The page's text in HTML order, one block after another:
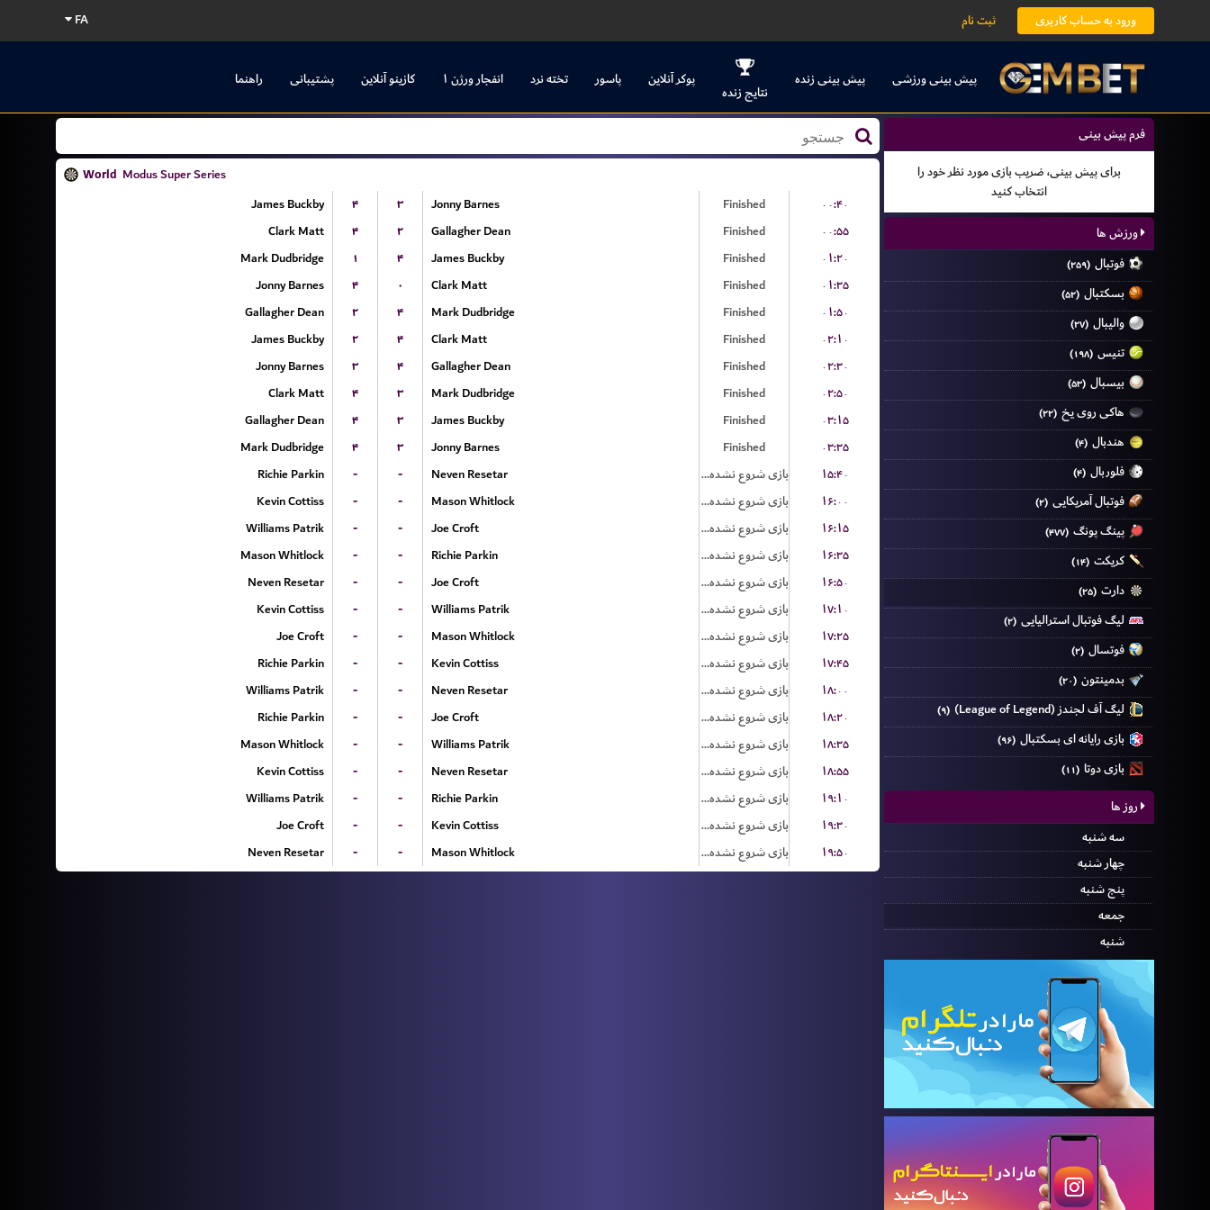
FA ورود به حساب کاربری ثبت نام
پیش بینی ورزشی پیش بینی زنده
نتایج زنده
پوکر آنلاین پاسور تخته نرد انفجار ورژن ۱ کازینو آنلاین پشتیبانی راهنما
فرم پیش بینی
برای پیش بینی، ضریب بازی مورد نظر خود را
انتخاب کنید
ورزش ها
فوتبال (۲۵۹)
بسکتبال (۵۲)
والیبال (۲۷)
تنیس (۱۹۸)
بیسبال (۵۳)
هاکی روی یخ (۲۲)
هندبال (۴)
فلوربال (۴)
فوتبال آمریکایی (۲)
پینگ پونگ (۴۷۷)
کریکت (۱۴)
دارت (۲۵)
لیگ فوتبال استرالیایی (۲)
فوتسال (۲)
بدمینتون (۲۰)
لیگ آف لجندز (League of Legend) (۹)
بازی رایانه ای بسکتبال (۹۶)
بازی دوتا (۱۱)
روز ها
سه شنبه
چهار شنبه
پنج شنبه
جمعه
شنبه
World Modus Super Series
James Buckby
۴ ۳ Jonny Barnes Finished
۰۰:۴۰
Clark Matt
۴ ۲ Gallagher Dean Finished
۰۰:۵۵
Mark Dudbridge
۱ ۴ James Buckby Finished
۰۱:۲۰
Jonny Barnes
۴ ۰ Clark Matt Finished
۰۱:۳۵
Gallagher Dean
۲ ۴ Mark Dudbridge Finished
۰۱:۵۰
James Buckby
۲ ۴ Clark Matt Finished
۰۲:۱۰
Jonny Barnes
۳ ۴ Gallagher Dean Finished
۰۲:۳۰
Clark Matt
۴ ۳ Mark Dudbridge Finished
۰۲:۵۰
Gallagher Dean
۴ ۳ James Buckby Finished
۰۳:۱۵
Mark Dudbridge
۴ ۳ Jonny Barnes Finished
۰۳:۳۵
Richie Parkin
- - Neven Resetar بازی شروع نشده است
۱۵:۴۰
Kevin Cottiss
- - Mason Whitlock بازی شروع نشده است
۱۶:۰۰
Williams Patrik
- - Joe Croft بازی شروع نشده است
۱۶:۱۵
Mason Whitlock
- - Richie Parkin بازی شروع نشده است
۱۶:۳۵
Neven Resetar
- - Joe Croft بازی شروع نشده است
۱۶:۵۰
Kevin Cottiss
- - Williams Patrik بازی شروع نشده است
۱۷:۱۰
Joe Croft
- - Mason Whitlock بازی شروع نشده است
۱۷:۲۵
Richie Parkin
- - Kevin Cottiss بازی شروع نشده است
۱۷:۴۵
Williams Patrik
- - Neven Resetar بازی شروع نشده است
۱۸:۰۰
Richie Parkin
- - Joe Croft بازی شروع نشده است
۱۸:۲۰
Mason Whitlock
- - Williams Patrik بازی شروع نشده است
۱۸:۳۵
Kevin Cottiss
- - Neven Resetar بازی شروع نشده است
۱۸:۵۵
Williams Patrik
- - Richie Parkin بازی شروع نشده است
۱۹:۱۰
Joe Croft
- - Kevin Cottiss بازی شروع نشده است
۱۹:۳۰
Neven Resetar
- - Mason Whitlock بازی شروع نشده است ۱۹:۵۰